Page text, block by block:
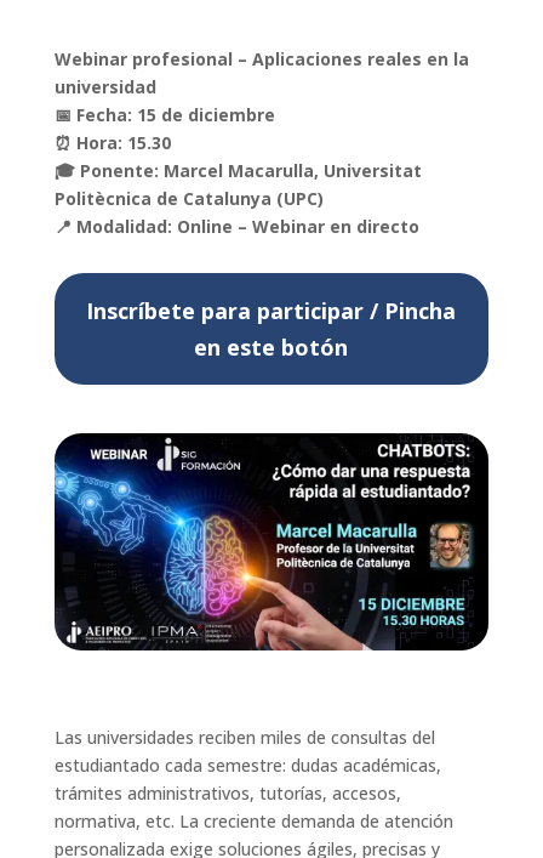
Webinar profesional – Aplicaciones reales en la
universidad
📅 Fecha: 15 de diciembre
⏰ Hora: 15.30
🎓 Ponente: Marcel Macarulla, Universitat
Politècnica de Catalunya (UPC)
📍 Modalidad: Online – Webinar en directo
Inscríbete para participar / Pincha
en este botón
Las universidades reciben miles de consultas del
estudiantado cada semestre: dudas académicas,
trámites administrativos, tutorías, accesos,
normativa, etc. La creciente demanda de atención
personalizada exige soluciones ágiles, precisas y